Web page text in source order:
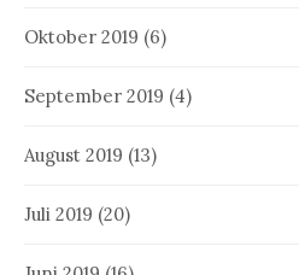
Oktober 2019 (6)
September 2019 (4)
August 2019 (13)
Juli 2019 (20)